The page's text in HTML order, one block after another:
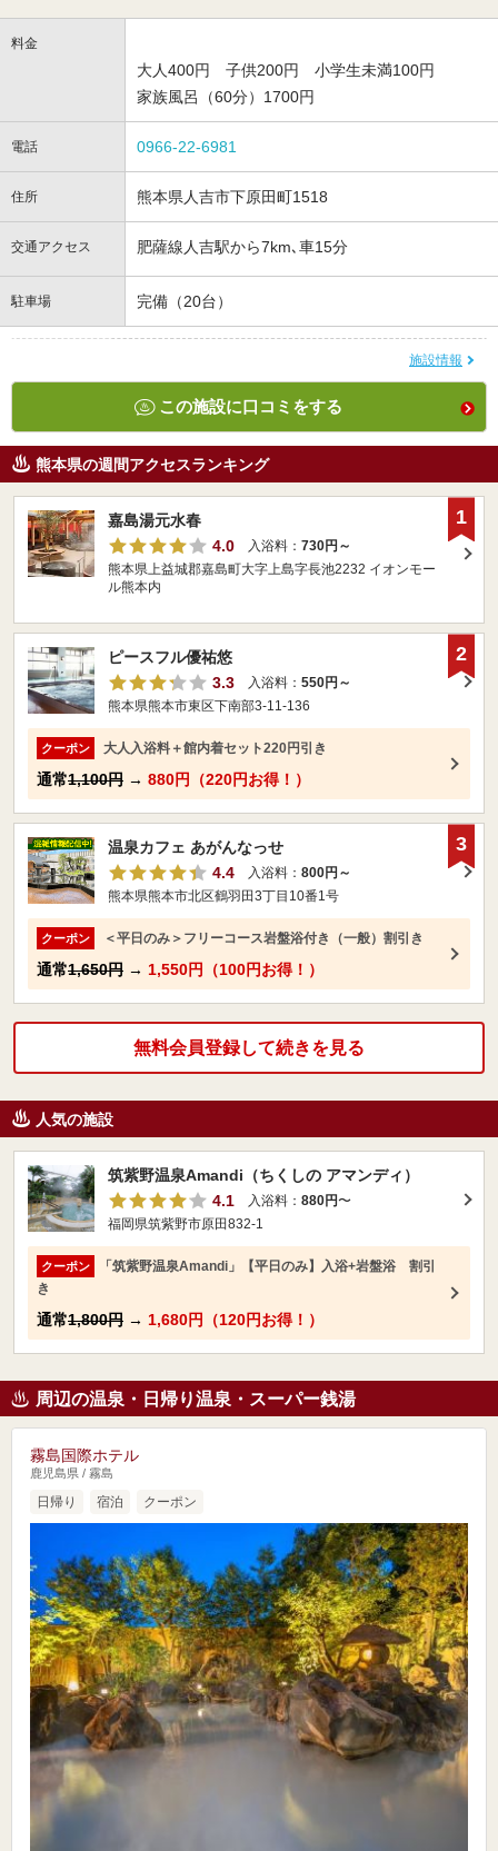
料金
大人400円 子供200円 小学生未満100円
家族風呂（60分）1700円
電話 0966-22-6981
住所 熊本県人吉市下原田町1518
交通アクセス 肥薩線人吉駅から7km､車15分
駐車場 完備（20台）
施設情報
この施設に口コミをする
熊本県の週間アクセスランキング
嘉島湯元水春
4.0
入浴料： 730円～
熊本県上益城郡嘉島町大字上島字長池2232 イオンモー
ル熊本内
1
ピースフル優祐悠
3.3
入浴料： 550円～
熊本県熊本市東区下南部3-11-136
クーポン 大人入浴料＋館内着セット220円引き
通常1,100円 → 880円（220円お得！）
2
温泉カフェ あがんなっせ
4.4
入浴料： 800円～
熊本県熊本市北区鶴羽田3丁目10番1号
クーポン ＜平日のみ＞フリーコース岩盤浴付き（一般）割引き
通常1,650円 → 1,550円（100円お得！）
3
無料会員登録して続きを見る
人気の施設
筑紫野温泉Amandi（ちくしの アマンディ）
4.1
入浴料： 880円〜
福岡県筑紫野市原田832-1
クーポン
「筑紫野温泉Amandi」【平日のみ】入浴+岩盤浴 割引
き
通常1,800円 → 1,680円（120円お得！）
周辺の温泉・日帰り温泉・スーパー銭湯
霧島国際ホテル
鹿児島県 / 霧島
日帰り 宿泊 クーポン